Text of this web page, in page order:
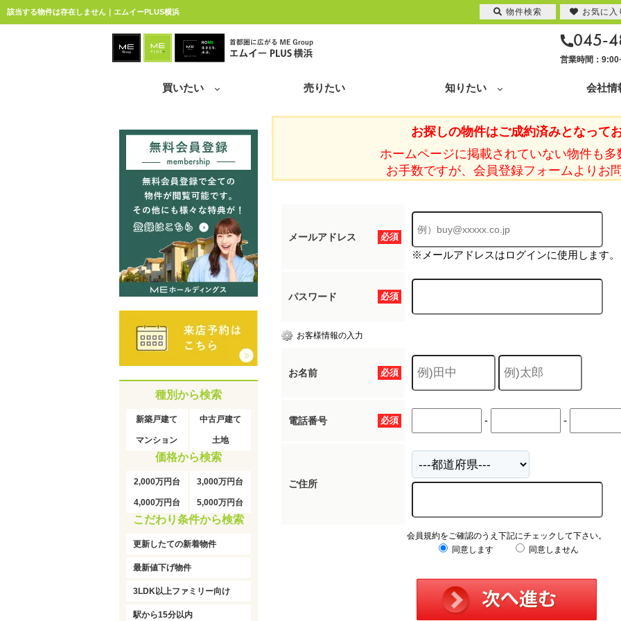
該当する物件は存在しません｜エムイーPLUS横浜
045-
営業時間：
買いたい 売りたい 知りたい 会社情
お探しの物件はご成約済みとなってお
ホームページに掲載されていない物件も多
お手数ですが、会員登録フォームよりお
必須
メールアドレス
※メールアドレスはログインに使用します。
必須
パスワード
お客様情報の入力
必須
お名前
必須
電話番号 - -
ご住所
会員規約をご確認のうえ下記にチェックして下さい。
同意します
同意しません
種別から検索
新築戸建て 中古戸建て
マンション 土地
価格から検索
2,000万円台 3,000万円台
4,000万円台 5,000万円台
こだわり条件から検索
更新したての新着物件
最新値下げ物件
3LDK以上ファミリー向け
駅から15分以内
物件検索 お気に入